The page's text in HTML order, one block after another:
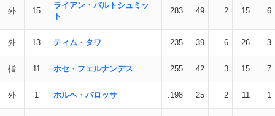
外 15
ライアン・バルトシュミッ
ト
.283 49 2 15 6
外 13 ティム・タワ .235 39 6 26 3
指 11 ホセ・フェルナンデス .255 42 3 15 7
外 1 ホルヘ・バロッサ .198 25 2 11 1